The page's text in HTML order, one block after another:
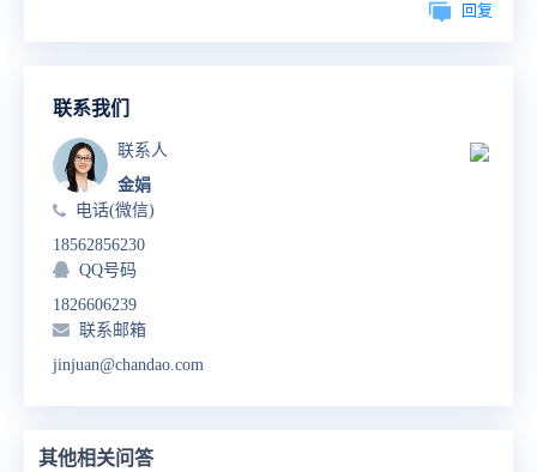
回复
联系我们
联系人
金娟
电话(微信)
18562856230
QQ号码
1826606239
联系邮箱
jinjuan@chandao.com
其他相关问答